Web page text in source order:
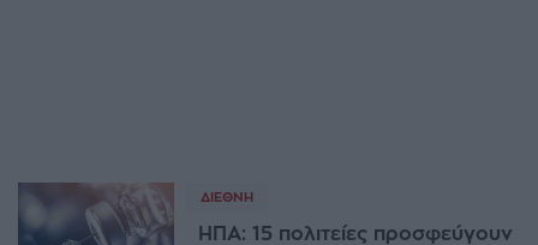
ΔΙΕΘΝΉ
ΗΠΑ: 15 πολιτείες προσφεύγουν